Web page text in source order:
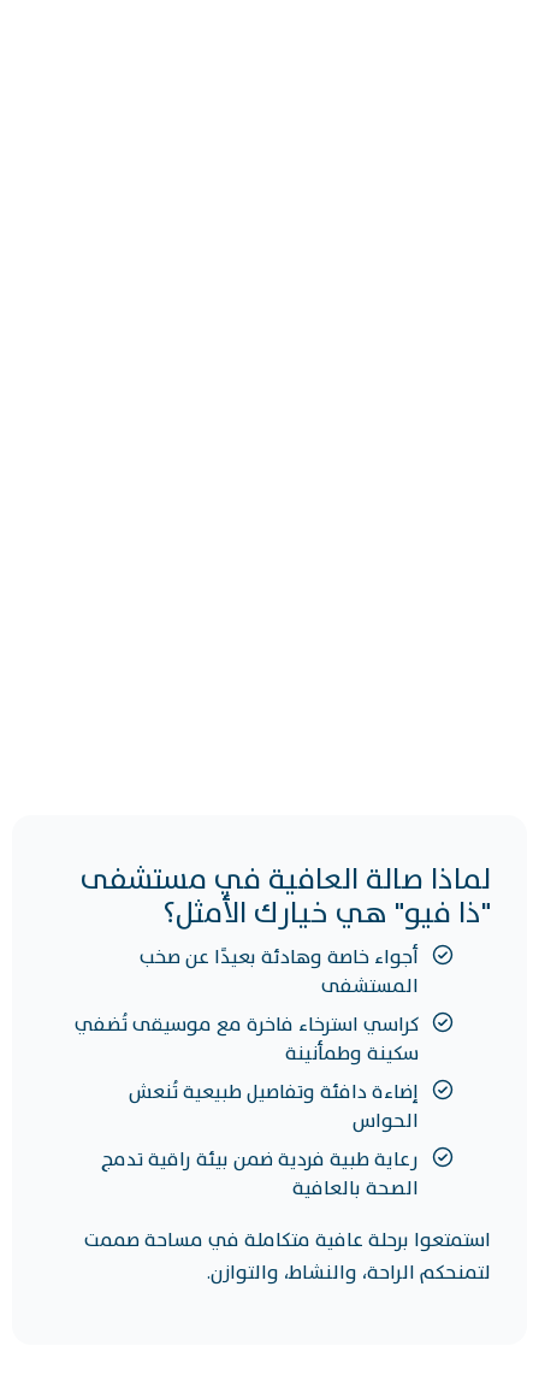
لماذا صالة العافية في مستشفى
"ذا فيو" هي خيارك الأمثل؟
أجواء خاصة وهادئة بعيدًا عن صخب
المستشفى
كراسي استرخاء فاخرة مع موسيقى تُضفي
سكينة وطمأنينة
إضاءة دافئة وتفاصيل طبيعية تُنعش
الحواس
رعاية طبية فردية ضمن بيئة راقية تدمج
الصحة بالعافية
استمتعوا برحلة عافية متكاملة في مساحة صممت
لتمنحكم الراحة، والنشاط، والتوازن.